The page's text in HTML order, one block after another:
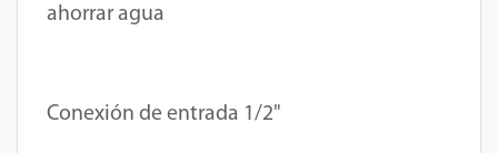
ahorrar agua
Conexión de entrada 1/2"